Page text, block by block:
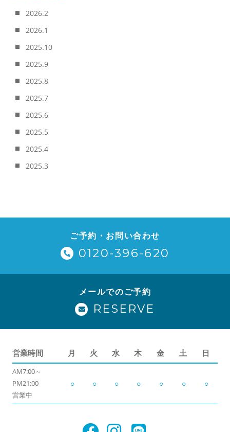
2026.2
2026.1
2025.10
2025.9
2025.8
2025.7
2025.6
2025.5
2025.4
2025.3
ご予約・お問い合わせ
0120-396-620
メールでのご予約
RESERVE
営業時間 月 火 水 木 金 土 日
AM7:00～
PM21:00
営業中
○ ○ ○ ○ ○ ○ ○